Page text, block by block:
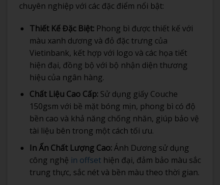
chuyên nghiệp với các đặc điểm nổi bật:
Thiết Kế Đặc Biệt:Phong bì được thiết kế với
màu xanh dương và đỏ đặc trưng của
Vietinbank, kết hợp với logo và các họa tiết
hiện đại, đồng bộ với bộ nhận diện thương
hiệu của ngân hàng.
Chất Liệu Cao Cấp:Sử dụng giấy Couche
150gsm với bề mặt bóng mịn, phong bì có độ
bền cao và khả năng chống nhăn, giúp bảo vệ
tài liệu bên trong một cách tối ưu.
In Ấn Chất Lượng Cao:Ánh Dương sử dụng
công nghệ in offsethiện đại, đảm bảo màu sắc
trung thực, sắc nét và bền màu theo thời gian.